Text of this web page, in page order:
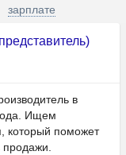
зарплате
в
Ищем
который поможет
продажи.